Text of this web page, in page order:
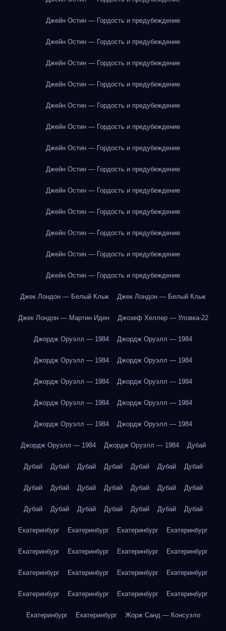
Джейн Остин — Гордость и предубеждение
Джейн Остин — Гордость и предубеждение
Джейн Остин — Гордость и предубеждение
Джейн Остин — Гордость и предубеждение
Джейн Остин — Гордость и предубеждение
Джейн Остин — Гордость и предубеждение
Джейн Остин — Гордость и предубеждение
Джейн Остин — Гордость и предубеждение
Джейн Остин — Гордость и предубеждение
Джейн Остин — Гордость и предубеждение
Джейн Остин — Гордость и предубеждение
Джейн Остин — Гордость и предубеждение
Джейн Остин — Гордость и предубеждение
Джек Лондон — Белый Клык Джек Лондон — Белый Клык
Джек Лондон — Мартин Иден Джозеф Хеллер — Уловка-22
Джордж Оруэлл — 1984 Джордж Оруэлл — 1984
Джордж Оруэлл — 1984 Джордж Оруэлл — 1984
Джордж Оруэлл — 1984 Джордж Оруэлл — 1984
Джордж Оруэлл — 1984 Джордж Оруэлл — 1984
Джордж Оруэлл — 1984 Джордж Оруэлл — 1984
Джордж Оруэлл — 1984 Джордж Оруэлл — 1984 Дубай
Дубай Дубай Дубай Дубай Дубай Дубай Дубай
Дубай Дубай Дубай Дубай Дубай Дубай Дубай
Дубай Дубай Дубай Дубай Дубай Дубай Дубай
Екатеринбург Екатеринбург Екатеринбург Екатеринбург
Екатеринбург Екатеринбург Екатеринбург Екатеринбург
Екатеринбург Екатеринбург Екатеринбург Екатеринбург
Екатеринбург Екатеринбург Екатеринбург Екатеринбург
Екатеринбург Екатеринбург Жорж Санд — Консуэло